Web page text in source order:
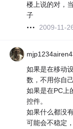
楼上说的对，
子
2009-11-
如果是在移动
数，不用你自己
如果是在PC上
控件。
如果什么都没
可能会不稳定